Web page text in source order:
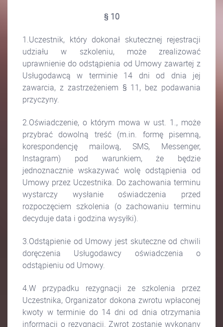
§ 10
1.Uczestnik, który dokonał skutecznej rejestracji
udziału w szkoleniu, może zrealizować
uprawnienie do odstąpienia od Umowy zawartej z
Usługodawcą w terminie 14 dni od dnia jej
zawarcia, z zastrzeżeniem § 11, bez podawania
przyczyny.
2.Oświadczenie, o którym mowa w ust. 1., może
przybrać dowolną treść (m.in. formę pisemną,
korespondencję mailową, SMS, Messenger,
Instagram) pod warunkiem, że będzie
jednoznacznie wskazywać wolę odstąpienia od
Umowy przez Uczestnika. Do zachowania terminu
wystarczy wysłanie oświadczenia przed
rozpoczęciem szkolenia (o zachowaniu terminu
decyduje data i godzina wysyłki).
3.Odstąpienie od Umowy jest skuteczne od chwili
doręczenia Usługodawcy oświadczenia o
odstąpieniu od Umowy.
4.W przypadku rezygnacji ze szkolenia przez
Uczestnika, Organizator dokona zwrotu wpłaconej
kwoty w terminie do 14 dni od dnia otrzymania
informacji o rezygnacji. Zwrot zostanie wykonany